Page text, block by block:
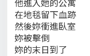
在地毯留下血跡
然後妳衝進臥室
妳被擊倒
妳的末日到了